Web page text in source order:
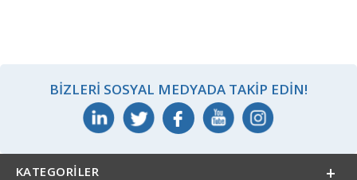
BIZLERI SOSYAL MEDYADA TAKIP EDIN!
KATEGORILER